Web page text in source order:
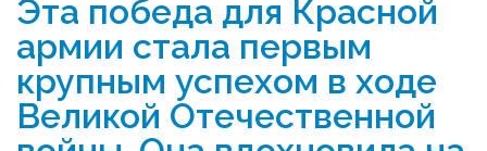
Эта победа для Красной
армии стала первым
крупным успехом в ходе
Великой Отечественной